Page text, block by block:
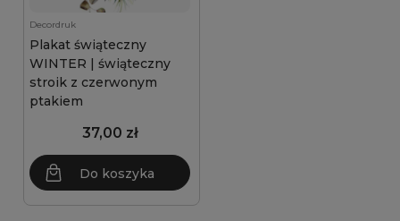
Decordruk
Plakat świąteczny
WINTER | świąteczny
stroik z czerwonym
ptakiem
37,00 zł
Do koszyka